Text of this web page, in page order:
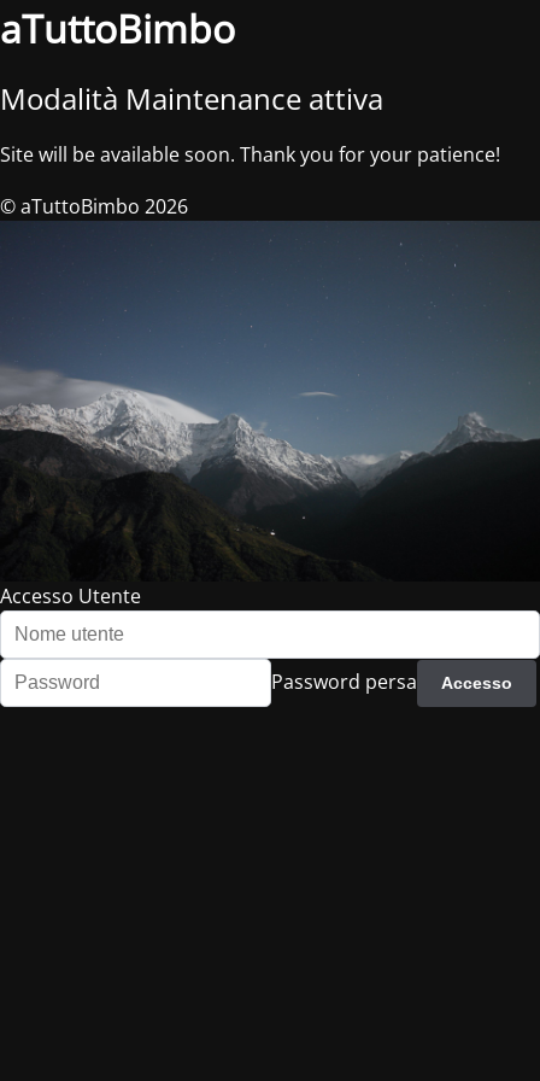
aTuttoBimbo
Modalità Maintenance attiva
Site will be available soon. Thank you for your patience!
© aTuttoBimbo 2026
Accesso Utente
Password persa